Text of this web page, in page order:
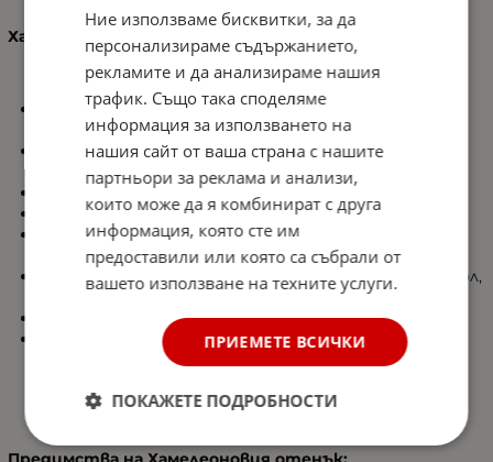
Характеристики:
Атрактивен дизайн – придава индивидуалност и
отличителен оранжев оттенък на автомобила.
Подобрява визията и индивидуалността –
откроява автомобила от останалите.
Размер: 30 см х 10 м
Защитава фаровете от камъчета и прах.
UV защита, която предотвратява
пожълтяването и помътняването на фаровете.
Предпазва фаровете от агресивни препарати, сол,
Лесно за монтаж и подмяна
Лесна поддръжка и почистване. Фолиото се
почиства по-бързо и по-лесно.
Ние използваме бисквитки, за да
персонализираме съдържанието,
рекламите и да анализираме нашия
трафик. Също така споделяме
информация за използването на
нашия сайт от ваша страна с нашите
партньори за реклама и анализи,
които може да я комбинират с друга
информация, която сте им
предоставили или която са събрали от
вашето използване на техните услуги.
ПРИЕМЕТЕ ВСИЧКИ
ПОКАЖЕТЕ ПОДРОБНОСТИ